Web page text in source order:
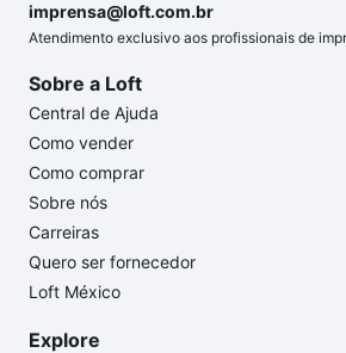
imprensa@loft.com.br
Atendimento exclusivo aos profissionais de
Sobre a Loft
Central de Ajuda
Como vender
Como comprar
Sobre nós
Carreiras
Quero ser fornecedor
Loft México
Explore